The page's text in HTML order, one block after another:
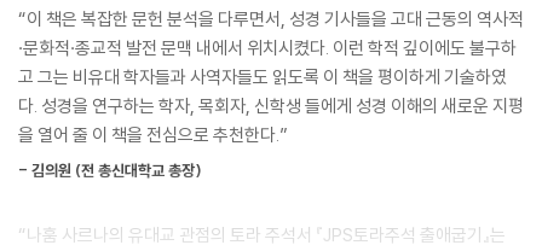
“이 책은 복잡한 문헌 분석을 다루면서, 성경 기사들을 고대 근동의 역사적
·문화적·종교적 발전 문맥 내에서 위치시켰다. 이런 학적 깊이에도 불구하
고 그는 비유대 학자들과 사역자들도 읽도록 이 책을 평이하게 기술하였
다. 성경을 연구하는 학자, 목회자, 신학생 들에게 성경 이해의 새로운 지평
을 열어 줄 이 책을 전심으로 추천한다.”
- 김의원 (전 총신대학교 총장)
“나훔 사르나의 유대교 관점의 토라 주석서 『JPS토라주석 출애굽기』는